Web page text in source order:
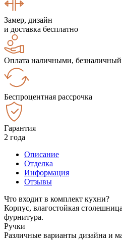
Замер, дизайн
и доставка бесплатно
Оплата наличными, безналичный
Беспроцентная рассрочка
Гарантия
2 года
Описание
Отделка
Информация
Отзывы
Что входит в комплект кухни?
Корпус, влагостойкая
фурнитура.
Ручки
Различные варианты дизайна и